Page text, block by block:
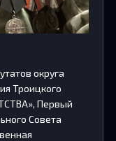
округа
Троицкого
Первый
Совета